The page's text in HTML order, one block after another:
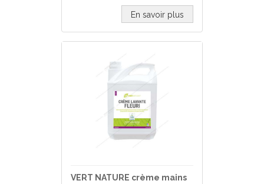
En savoir plus
VERT NATURE crème mains